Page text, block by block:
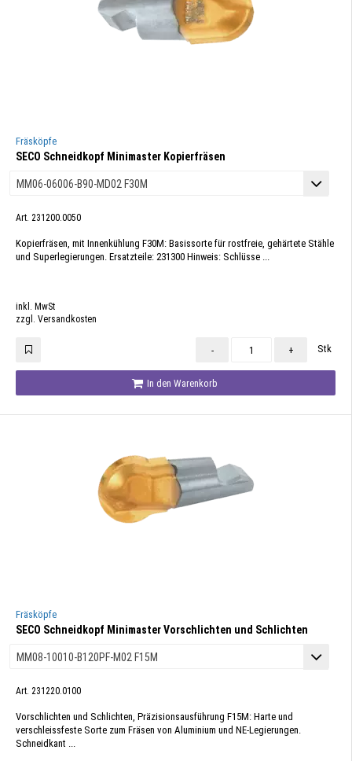
Fräsköpfe
SECO Schneidkopf Minimaster Kopierfräsen
Art. 231200.0050
Kopierfräsen, mit Innenkühlung F30M: Basissorte für rostfreie, gehärtete Stähle
und Superlegierungen. Ersatzteile: 231300 Hinweis: Schlüsse ...
inkl. MwSt
zzgl. Versandkosten
- + Stk
In den Warenkorb
Fräsköpfe
SECO Schneidkopf Minimaster Vorschlichten und Schlichten
Art. 231220.0100
Vorschlichten und Schlichten, Präzisionsausführung F15M: Harte und
verschleissfeste Sorte zum Fräsen von Aluminium und NE-Legierungen.
Schneidkant ...